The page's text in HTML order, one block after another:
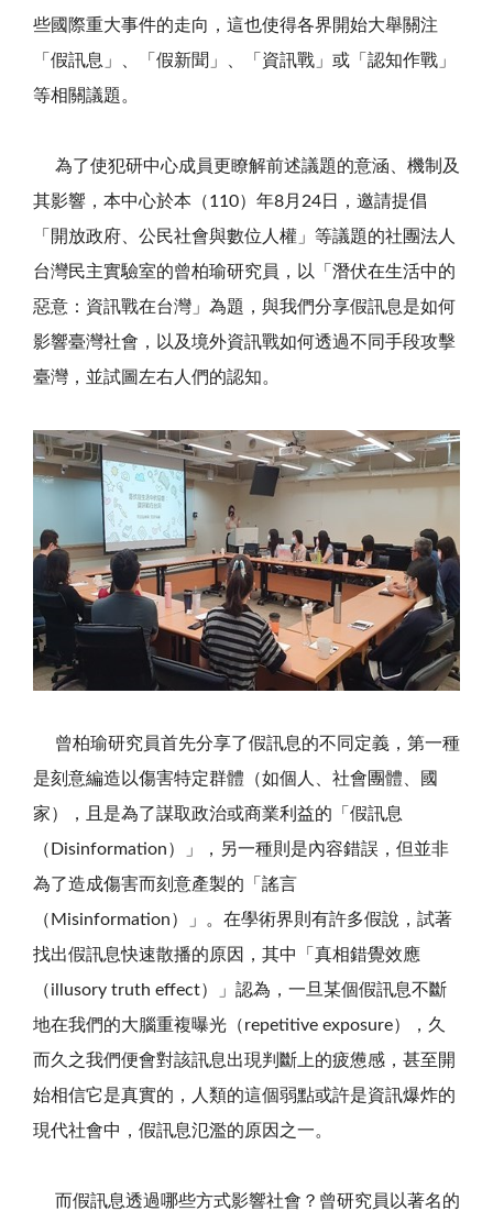
些國際重大事件的走向，這也使得各界開始大舉關注
「假訊息」、「假新聞」、「資訊戰」或「認知作戰」
等相關議題。
為了使犯研中心成員更瞭解前述議題的意涵、機制及
其影響，本中心於本（110）年8月24日，邀請提倡
「開放政府、公民社會與數位人權」等議題的社團法人
台灣民主實驗室的曾柏瑜研究員，以「潛伏在生活中的
惡意：資訊戰在台灣」為題，與我們分享假訊息是如何
影響臺灣社會，以及境外資訊戰如何透過不同手段攻擊
臺灣，並試圖左右人們的認知。
曾柏瑜研究員首先分享了假訊息的不同定義，第一種
是刻意編造以傷害特定群體（如個人、社會團體、國
家），且是為了謀取政治或商業利益的「假訊息
（Disinformation）」，另一種則是內容錯誤，但並非
為了造成傷害而刻意產製的「謠言
（Misinformation）」。在學術界則有許多假說，試著
找出假訊息快速散播的原因，其中「真相錯覺效應
（illusory truth effect）」認為，一旦某個假訊息不斷
地在我們的大腦重複曝光（repetitive exposure），久
而久之我們便會對該訊息出現判斷上的疲憊感，甚至開
始相信它是真實的，人類的這個弱點或許是資訊爆炸的
現代社會中，假訊息氾濫的原因之一。
而假訊息透過哪些方式影響社會？曾研究員以著名的